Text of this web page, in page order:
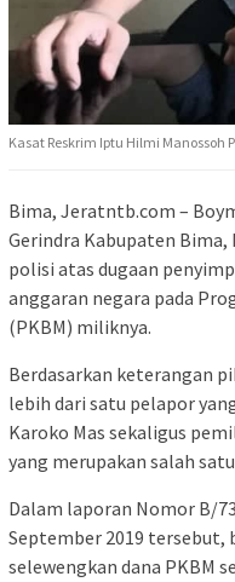
Kasat Reskrim Iptu Hilmi Manossoh
Bima, Jeratntb.com –
Gerindra Kabupaten
polisi atas dugaan
anggaran negara pada
(PKBM) miliknya.
Berdasarkan keterangan
lebih dari satu pelapor
Karoko Mas sekaligus
yang merupakan salah
Dalam laporan Nomor B/
September 2019 tersebut,
selewengkan dana PKBM